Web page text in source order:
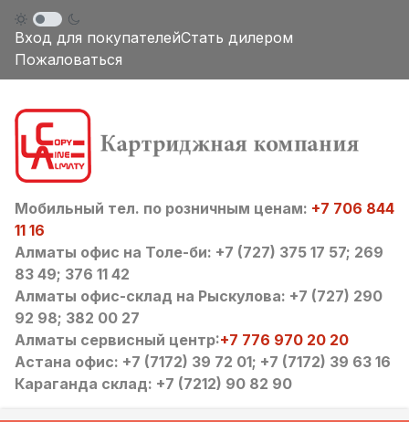
Вход для покупателейСтать дилером
Пожаловаться
Мобильный тел. по розничным ценам: +7 706 844
11 16
Алматы офис на Толе-би: +7 (727) 375 17 57; 269
83 49; 376 11 42
Алматы офис-склад на Рыскулова: +7 (727) 290
92 98; 382 00 27
Алматы сервисный центр:+7 776 970 20 20
Астана офис: +7 (7172) 39 72 01; +7 (7172) 39 63 16
Караганда склад: +7 (7212) 90 82 90